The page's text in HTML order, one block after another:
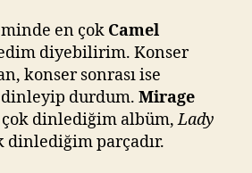
en çok Camel
diyebilirim. Konser
konser sonrası ise
durdum. Mirage
çok dinlediğim albüm,Lady
dinlediğim parçadır.